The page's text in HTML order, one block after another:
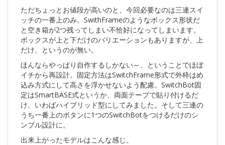
ただちょっとお値段が高いのと、今回必要なのは三連スイ
ッチの一番上のみ。SwithFrameのようなボックス形状だ
と空き箱が2つ残ってしまい不恰好になってしまいます。
ボックスが上と下だけのバリエーションもありますが、上
だけ、というのが無い。
ほんならやっぱり自作するしかない～、ということでほぼ
イチから再設計。固定方法はSwitchFrame形式で外枠はめ
込み方式にして高さを浮かせないよう配慮。SwitchBot固
定はSmartBASE式というか、両面テープで貼り付けるだ
け。いわばハイブリッド型にしてみました。そして三連の
うち一番上のボタンに1つのSwitchBotをつけるだけのシ
ンプル設計に。
出来上がったモデルはこんな感じ。